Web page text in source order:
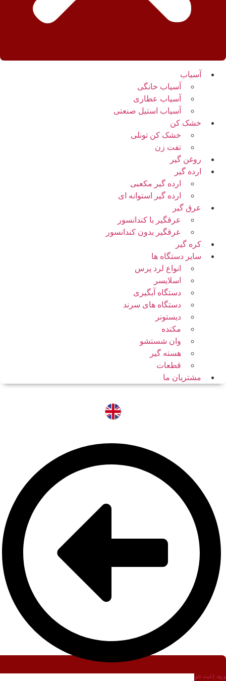
آسیاب
آسیاب خانگی
آسیاب عطاری
آسیاب استیل صنعتی
خشک کن
خشک کن تونلی
تفت زن
روغن گیر
ارده گیر
ارده گیر مکعبی
ارده گیر استوانه ای
عرق گیر
عرقگیر با کندانسور
عرقگیر بدون کندانسور
کره گیر
سایر دستگاه ها
انواع لرد پرس
اسلایسر
دستگاه آبگیری
دستگاه های سرند
دیستونر
مکنده
وان شستشو
هسته گیر
قطعات
مشتریان ما
ورود | ثبت نام